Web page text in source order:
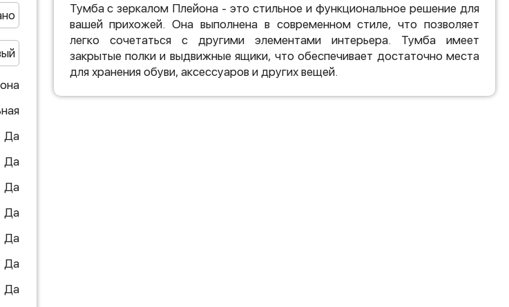
Да
Да
Да
Да
Да
Да
Да
Тумба с зеркалом Плейона - это стильное и функциональное решение для
вашей прихожей. Она выполнена в современном стиле, что позволяет
легко сочетаться с другими элементами интерьера. Тумба имеет
закрытые полки и выдвижные ящики, что обеспечивает достаточно места
для хранения обуви, аксессуаров и других вещей.